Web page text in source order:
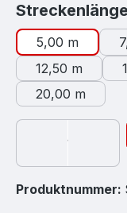
Streckenlänge
5,00 m
12,50 m
20,00 m
Produktnummer: